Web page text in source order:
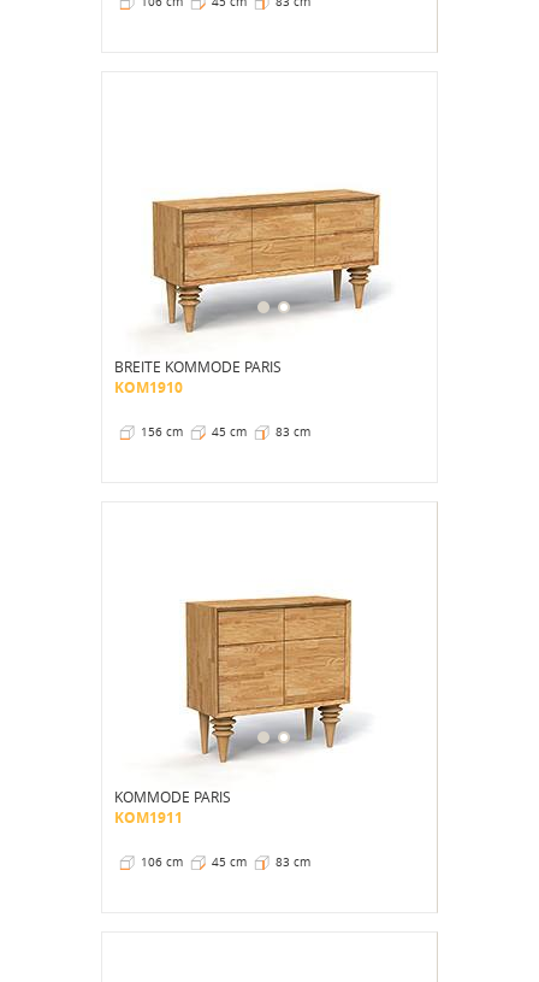
BREITE KOMMODE PARIS
KOM1910
156 cm 45 cm 83 cm
KOMMODE PARIS
KOM1911
106 cm 45 cm 83 cm